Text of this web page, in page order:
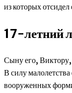
из которых
17-летний
Сыну его, Виктору,
В силу
вооруженных